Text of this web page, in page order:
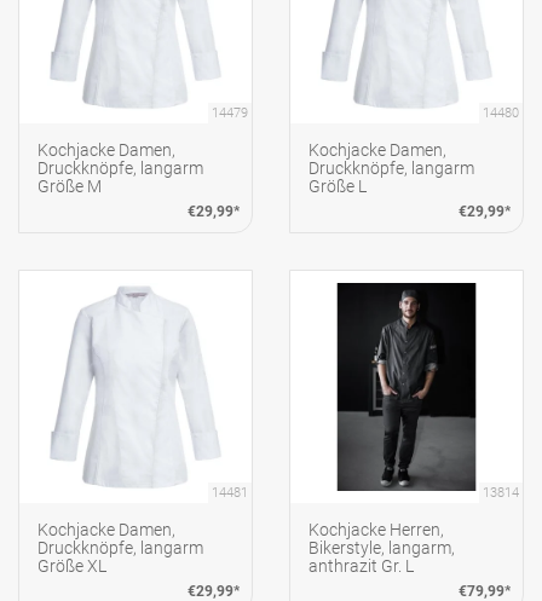
14479
Kochjacke Damen,
Druckknöpfe, langarm
Größe M
€29,99*
14480
Kochjacke Damen,
Druckknöpfe, langarm
Größe L
€29,99*
14481
Kochjacke Damen,
Druckknöpfe, langarm
Größe XL
€29,99*
13814
Kochjacke Herren,
Bikerstyle, langarm,
anthrazit Gr. L
€79,99*